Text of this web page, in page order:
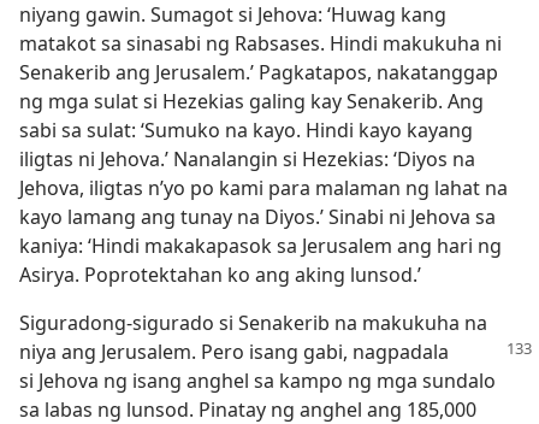
niyang gawin. Sumagot si Jehova: ‘Huwag kang
matakot sa sinasabi ng Rabsases. Hindi makukuha ni
Senakerib ang Jerusalem.’ Pagkatapos, nakatanggap
ng mga sulat si Hezekias galing kay Senakerib. Ang
sabi sa sulat: ‘Sumuko na kayo. Hindi kayo kayang
iligtas ni Jehova.’ Nanalangin si Hezekias: ‘Diyos na
Jehova, iligtas n’yo po kami para malaman ng lahat na
kayo lamang ang tunay na Diyos.’ Sinabi ni Jehova sa
kaniya: ‘Hindi makakapasok sa Jerusalem ang hari ng
Asirya. Poprotektahan ko ang aking lunsod.’
Siguradong-sigurado si Senakerib na makukuha na
niya ang Jerusalem. Pero isang gabi, nagpadala
si Jehova ng isang anghel sa kampo ng mga sundalo
sa labas ng lunsod. Pinatay ng anghel ang 185,000